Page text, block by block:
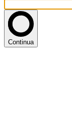
Continua